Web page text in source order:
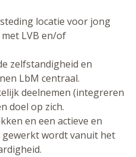
locatie voor jong
LVB en/of
zelfstandigheid en
LbM centraal.
deelnemen (integreren
doel op zich.
en een actieve en
gewerkt wordt vanuit het